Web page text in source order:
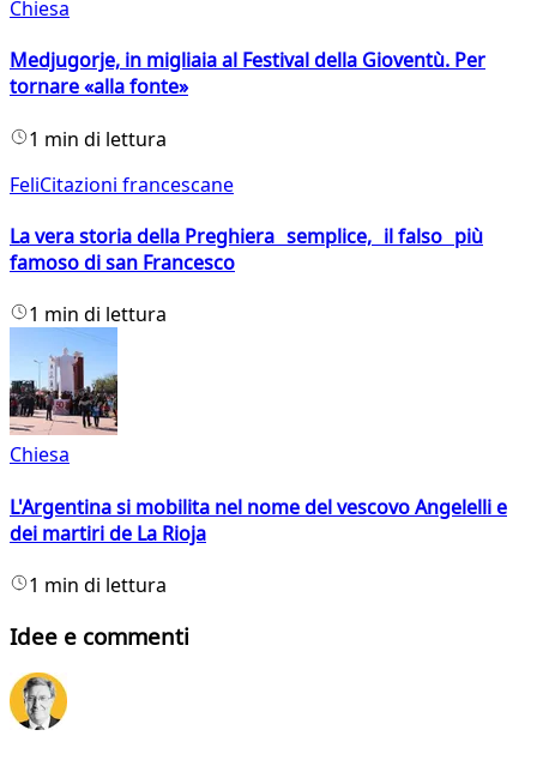
Chiesa
Medjugorje, in migliaia al Festival della Gioventù. Per
tornare «alla fonte»
1 min di lettura
FeliCitazioni francescane
La vera storia della Preghiera semplice, il falso più
famoso di san Francesco
1 min di lettura
Chiesa
L'Argentina si mobilita nel nome del vescovo Angelelli e
dei martiri de La Rioja
1 min di lettura
Idee e commenti